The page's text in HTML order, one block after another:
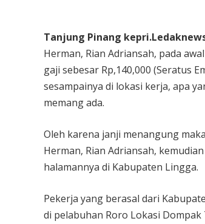
Tanjung Pinang
Herman, Rian Adriansah, pada
gaji sebesar Rp,140,000 (Seratus
sesampainya di lokasi kerja, apa
memang ada.
Oleh karena janji menangung
Herman, Rian Adriansah,
halamannya di Kabupaten Lingga.
Pekerja yang berasal dari
di pelabuhan Roro Lokasi